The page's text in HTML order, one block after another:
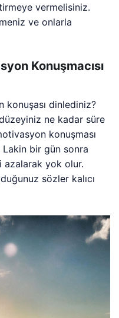
vermelisiniz.
ve onlarla
Konuşmacısı
konuşası dinlediniz?
ne kadar süre
konuşması
bir gün sonra
azalarak yok olur.
sözler kalıcı